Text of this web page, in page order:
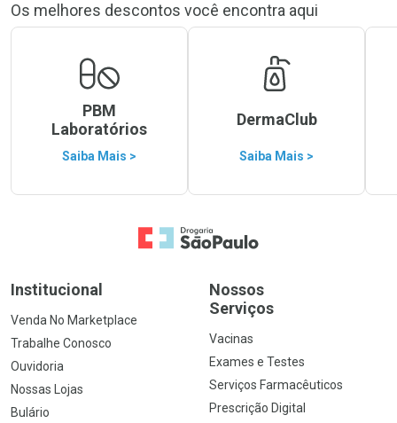
Os melhores descontos você encontra aqui
PBM
Laboratórios
Saiba Mais >
DermaClub
Saiba Mais >
Ir para a Home
Institucional
Venda No Marketplace
Trabalhe Conosco
Ouvidoria
Nossas Lojas
Bulário
Nossos
Serviços
Vacinas
Exames e Testes
Serviços Farmacêuticos
Prescrição Digital